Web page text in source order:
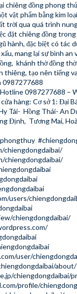
chiêng đồng phong
vật phẩm bằng kim
trời qua quá trình
đặt chiêng đồng
hành, đặc biệt có tác
mang lại sự bình an
khánh thờ đồng
thiêng, tạo nên tiếng
0987277688
0987277688 –
hàng: Cơ sở 1: Đại
Tái- Hồng Thái- An
Định, Tương Mai,
chiengdongdaibai/
users/
chiengdongdaibai/
user/
about/
chiengdongdaibai/
profile/